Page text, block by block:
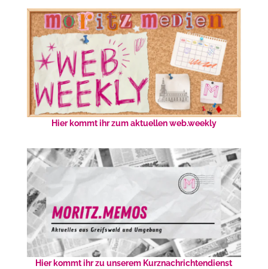
Hier kommt ihr zum aktuellen web.weekly
Hier kommt ihr zu unserem Kurznachrichtendienst